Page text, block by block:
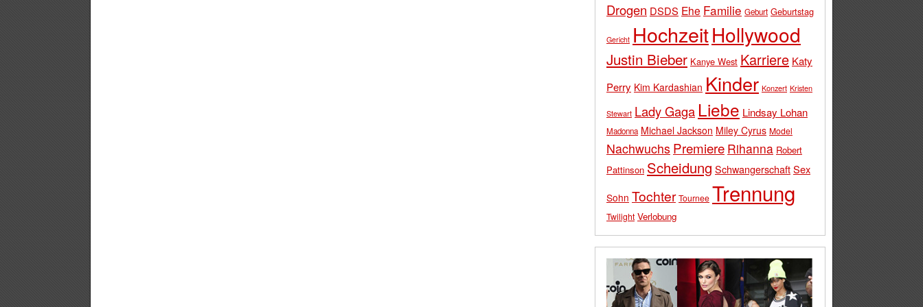
Drogen DSDS Ehe Familie Geburt Geburtstag
Gericht HochzeitHollywood
Justin Bieber Kanye West Karriere Katy
Perry Kim Kardashian Kinder Konzert Kristen
Stewart Lady Gaga Liebe Lindsay Lohan
Madonna Michael Jackson Miley Cyrus Model
Nachwuchs Premiere Rihanna Robert
Pattinson Scheidung SchwangerschaftSex
Sohn Tochter Tournee Trennung
Twilight Verlobung